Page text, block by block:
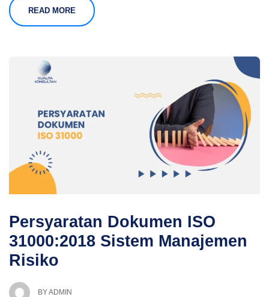
READ MORE
Persyaratan Dokumen ISO
31000:2018 Sistem Manajemen
Risiko
BYADMIN